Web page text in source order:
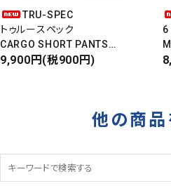
TRU-SPEC
トゥルースペック
CARGO SHORT PANTS
カーゴショートパンツ
9,900円(税900円)
6
他の商品